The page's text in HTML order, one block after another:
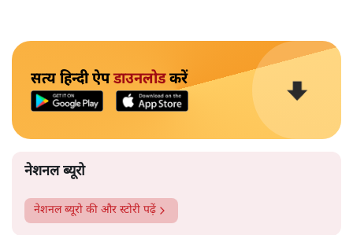
सत्य हिन्दी ऐपडाउनलोडकरें
नेशनल ब्यूरो
नेशनल ब्यूरो की और स्टोरी पढ़ें